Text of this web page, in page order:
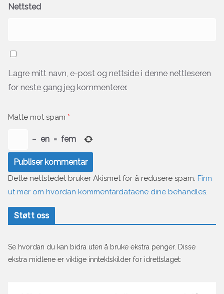
Nettsted
Lagre mitt navn, e-post og nettside i denne nettleseren
for neste gang jeg kommenterer.
Matte mot spam *
− en = fem
Dette nettstedet bruker Akismet for å redusere spam. Finn
ut mer om hvordan kommentardataene dine behandles.
Støtt oss
Se hvordan du kan bidra uten å bruke ekstra penger. Disse
ekstra midlene er viktige inntektskilder for idrettslaget: